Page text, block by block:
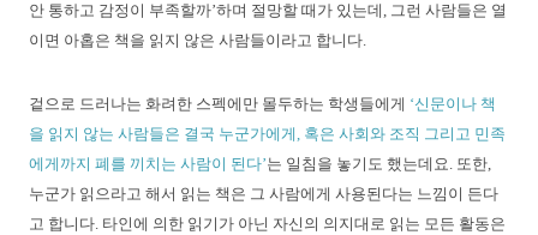
안 통하고 감정이 부족할까’하며 절망할 때가 있는데, 그런 사람들은 열
이면 아홉은 책을 읽지 않은 사람들이라고 합니다.
겉으로 드러나는 화려한 스펙에만 몰두하는 학생들에게 ‘신문이나 책
을 읽지 않는 사람들은 결국 누군가에게, 혹은 사회와 조직 그리고 민족
에게까지 폐를 끼치는 사람이 된다’는 일침을 놓기도 했는데요. 또한,
누군가 읽으라고 해서 읽는 책은 그 사람에게 사용된다는 느낌이 든다
고 합니다. 타인에 의한 읽기가 아닌 자신의 의지대로 읽는 모든 활동은